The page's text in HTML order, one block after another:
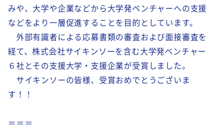
みや、大学や企業などから大学発ベンチャーへの支援
などをより一層促進することを目的としています。
外部有識者による応募書類の審査および面接審査を
経て、株式会社サイキンソーを含む大学発ベンチャー
６社とその支援大学・支援企業が受賞しました。
サイキンソーの皆様、受賞おめでとうございま
す！！
＝＝＝